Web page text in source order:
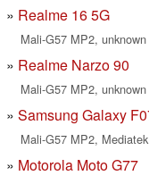
Realme 16 5G
Mali-G57 MP2, unknown
Realme Narzo 90
Mali-G57 MP2, unknown
Samsung Galaxy
Mali-G57 MP2,
Motorola Moto G77